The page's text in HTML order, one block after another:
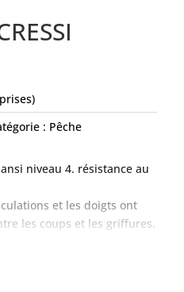
: Pêche
niveau 4. résistance au
et les doigts ont
les coups et les griffures.